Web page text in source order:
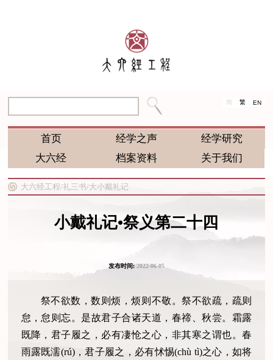
简 繁 EN
首页 经学之声
经学研究
大六经
档案资料 关于我们
大六经工程/礼三书/大小戴礼记
小戴礼记•祭义第二十四
发布时间:2022-06-05
祭不欲数，数则烦，烦则不敬。祭不欲疏，疏则
怠，怠则忘。是故君子合诸天道，春禘、秋尝。霜露
既降，君子履之，必有凄怆之心，非其寒之谓也。春
雨露既濡(rú)，君子履之，必有怵惕(chù tì)之心，如将